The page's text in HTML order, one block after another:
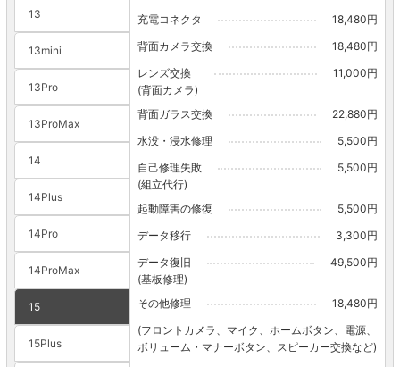
13
13mini
13Pro
13ProMax
14
14Plus
14Pro
14ProMax
15
15Plus
充電コネクタ
18,480円
背面カメラ交換
18,480円
レンズ交換
(背面カメラ)
11,000円
背面ガラス交換
22,880円
水没・浸水修理
5,500円
自己修理失敗
(組立代行)
5,500円
起動障害の修復
5,500円
データ移行
3,300円
データ復旧
(基板修理)
49,500円
その他修理
18,480円
(フロントカメラ、マイク、ホームボタン、電源、
ボリューム・マナーボタン、スピーカー交換など)